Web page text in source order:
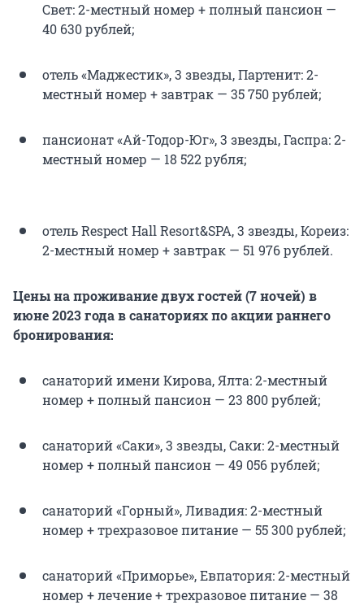
Свет: 2-местный номер + полный пансион —
40 630 рублей;
отель «Маджестик», 3 звезды, Партенит: 2-
местный номер + завтрак — 35 750 рублей;
пансионат «Ай-Тодор-Юг», 3 звезды, Гаспра: 2-
местный номер — 18 522 рубля;
отель Respect Hall Resort&SPA, 3 звезды, Кореиз:
2-местный номер + завтрак — 51 976 рублей.
Цены на проживание двух гостей (7 ночей) в
июне 2023 года в санаториях по акции раннего
бронирования:
санаторий имени Кирова, Ялта: 2-местный
номер + полный пансион — 23 800 рублей;
санаторий «Саки», 3 звезды, Саки: 2-местный
номер + полный пансион — 49 056 рублей;
санаторий «Горный», Ливадия: 2-местный
номер + трехразовое питание — 55 300 рублей;
санаторий «Приморье», Евпатория: 2-местный
номер + лечение + трехразовое питание — 38